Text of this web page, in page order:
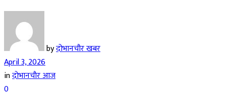
byदोभानचौर खबर
April 3, 2026
inदाेभानचाैर आज
0